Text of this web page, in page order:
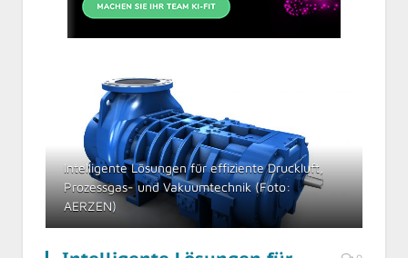
Intelligente Lösungen für effiziente Druckluft,
Prozessgas- und Vakuumtechnik (Foto:
AERZEN)